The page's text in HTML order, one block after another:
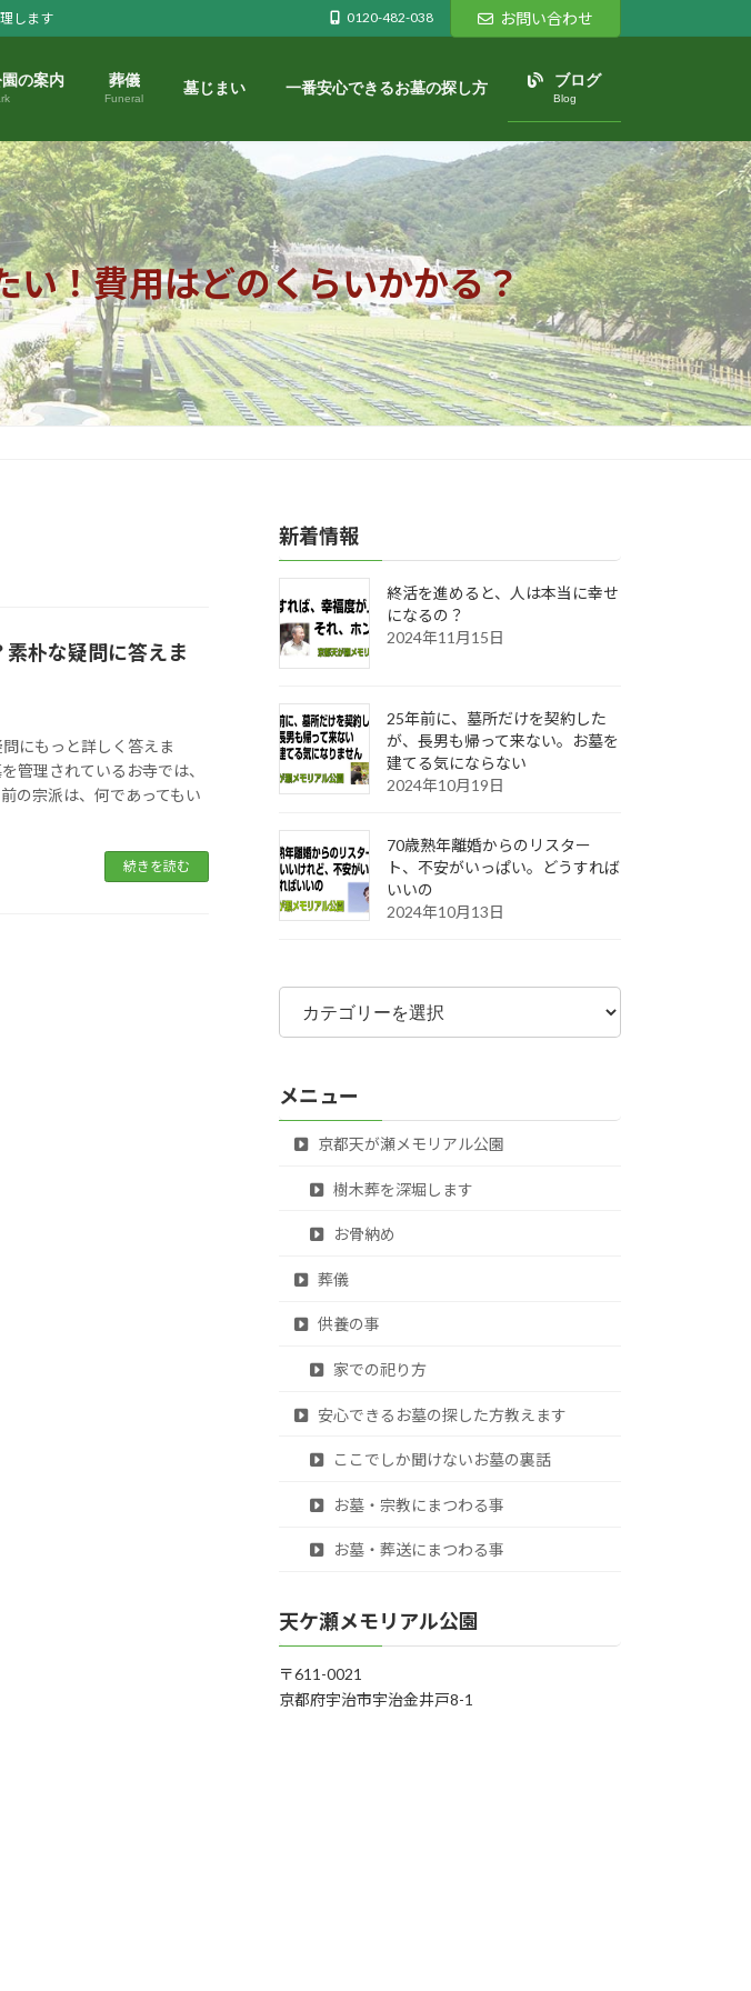
します 0120-482-038 お問い合わせ
の案内 葬儀
Funeral
墓じまい 一番安心できるお墓の探し方 ブログ
Blog
い！費用はどのくらいかかる？
朴な疑問に答えま
にもっと詳しく答えま
管理されているお寺では、
の宗派は、何であってもい
続きを読む
新着情報
終活を進めると、人は本当に幸せ
になるの？
2024年11月15日
25年前に、墓所だけを契約した
が、長男も帰って来ない。お墓を
建てる気にならない
2024年10月19日
70歳熟年離婚からのリスター
ト、不安がいっぱい。どうすれば
いいの
2024年10月13日
カ
ゴ
ー
メニュー
京都天が瀬メモリアル公園
樹木葬を深堀します
お骨納め
葬儀
供養の事
家での祀り方
安心できるお墓の探した方教えます
ここでしか聞けないお墓の裏話
お墓・宗教にまつわる事
お墓・葬送にまつわる事
天ケ瀬メモリアル公園
〒611-0021
京都府宇治市宇治金井戸8-1